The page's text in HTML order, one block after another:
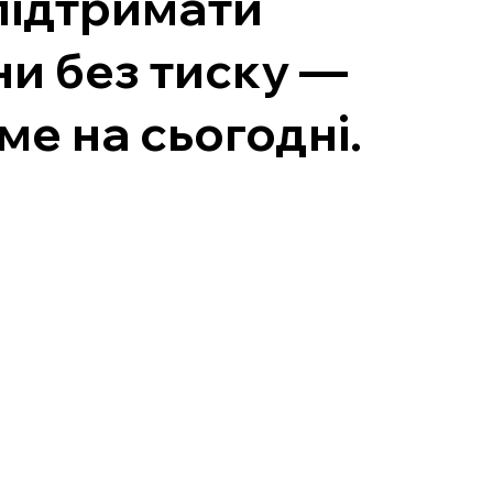
без тиску —
на сьогодні.